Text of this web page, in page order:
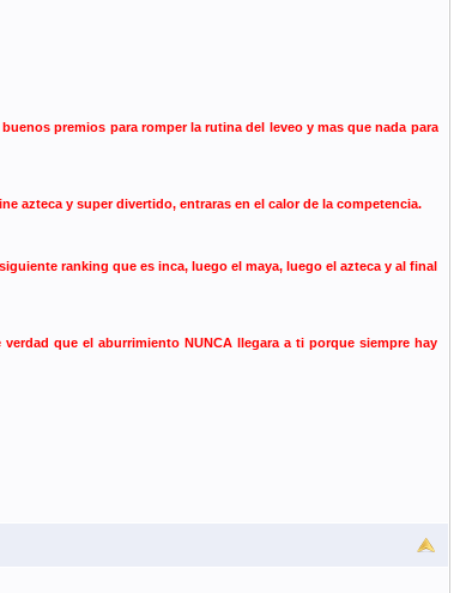
premios para romper la rutina del leveo y mas que nada para
azteca y super divertido, entraras en el calor de la competencia.
ranking que es inca, luego el maya, luego el azteca y al final
que el aburrimiento NUNCA llegara a ti porque siempre hay